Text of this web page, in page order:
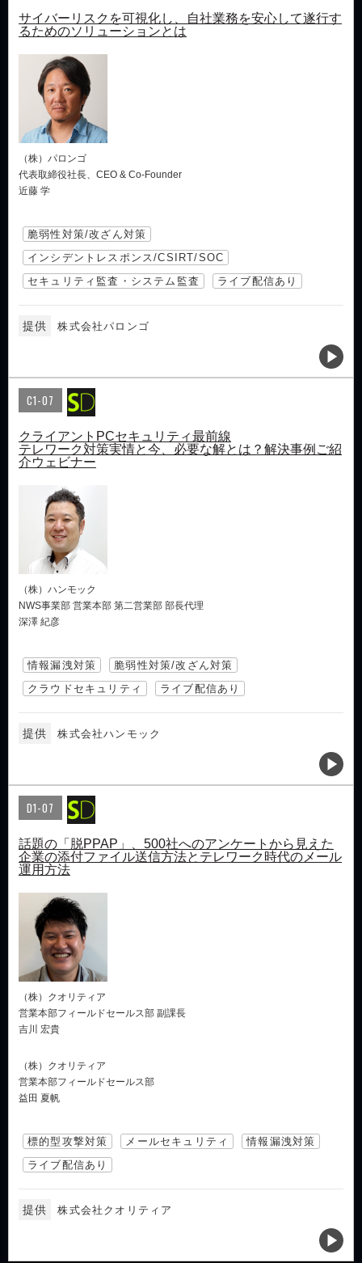
サイバーリスクを可視化し、自社業務を安心して遂行す
るためのソリューションとは
（株）パロンゴ
代表取締役社⻑、CEO & Co-Founder
近藤 学
脆弱性対策/改ざん対策
インシデントレスポンス/CSIRT/SOC
セキュリティ監査・システム監査
ライブ配信あり
提供 株式会社パロンゴ
C1-07
クライアントPCセキュリティ最前線
テレワーク対策実情と今、必要な解とは？解決事例ご紹
介ウェビナー
（株）ハンモック
NWS事業部 営業本部 第二営業部 部長代理
深澤 紀彦
情報漏洩対策
脆弱性対策/改ざん対策
クラウドセキュリティ
ライブ配信あり
提供 株式会社ハンモック
D1-07
話題の「脱PPAP」、500社へのアンケートから見えた
企業の添付ファイル送信方法とテレワーク時代のメール
運用方法
（株）クオリティア
営業本部フィールドセールス部 副課長
吉川 宏貴
（株）クオリティア
営業本部フィールドセールス部
益田 夏帆
標的型攻撃対策 メールセキュリティ
情報漏洩対策
ライブ配信あり
提供 株式会社クオリティア